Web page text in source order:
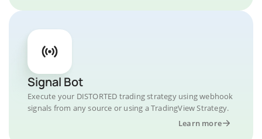
Signal Bot
Execute your DISTORTED trading strategy using webhook
signals from any source or using a TradingView Strategy.
Learn more